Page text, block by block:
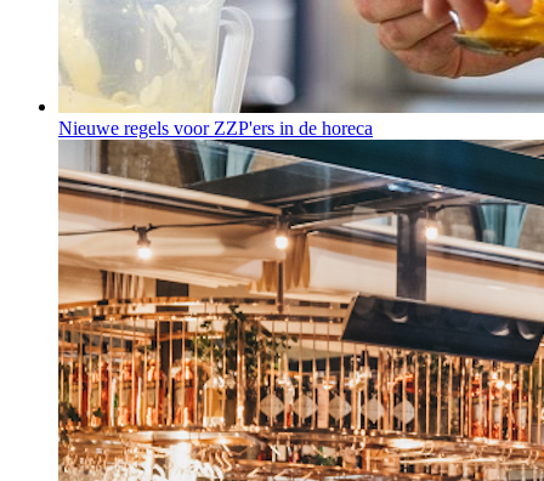
Nieuwe regels voor ZZP'ers in de horeca